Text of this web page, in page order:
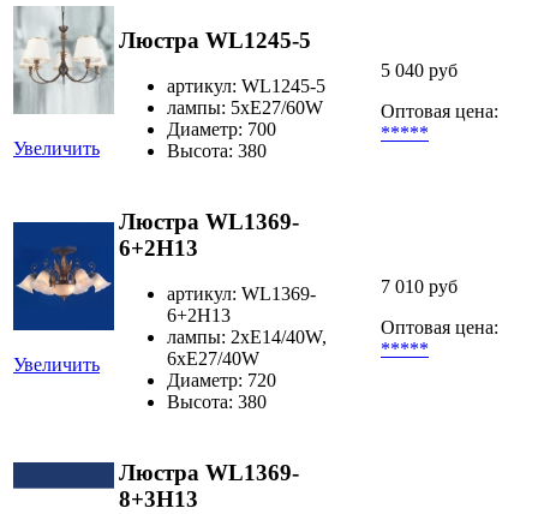
Увеличить
Люстра WL1245-5
артикул: WL1245-5
лампы: 5хЕ27/60W
Диаметр: 700
Высота: 380
5 040 руб
Оптовая цена:
*****
Увеличить
Люстра WL1369-
6+2H13
артикул: WL1369-
6+2H13
лампы: 2xE14/40W,
6xЕ27/40W
Диаметр: 720
Высота: 380
7 010 руб
Оптовая цена:
*****
Люстра WL1369-
8+3H13